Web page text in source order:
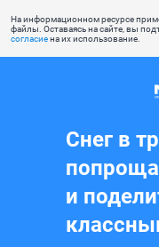
На информационном ресурсе
файлы. Оставаясь на сайте, вы
согласиена их использование.
Снег в
и